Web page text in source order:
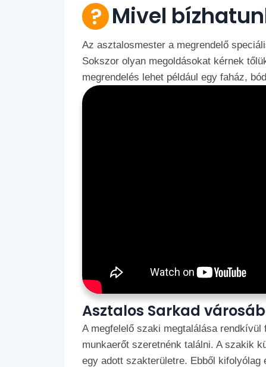
Mivel
Az asztalosmester a megrendelő
Sokszor olyan megoldásokat kérnek
megrendelés lehet például egy faház,
Asztalos Sarkad
A megfelelő szaki megtalálása
munkaerőt szeretnénk találni. A szakik
egy adott szakterületre. Ebből